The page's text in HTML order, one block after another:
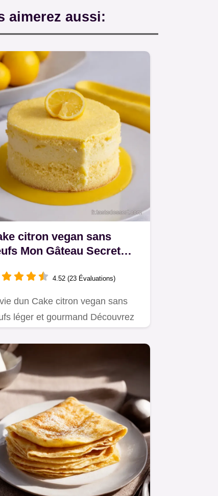
aimerez aussi:
citron vegan sans
Mon Gâteau Secret
4.52 (23 Évaluations)
dun Cake citron vegan sans
léger et gourmand Découvrez